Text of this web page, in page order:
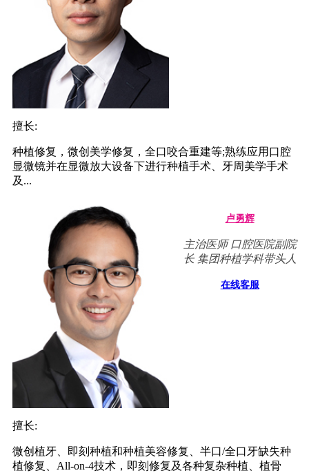
擅长:
种植修复，微创美学修复，全口咬合重建等;熟练应用口腔
显微镜并在显微放大设备下进行种植手术、牙周美学手术
及...
卢勇辉
主治医师 口腔医院副院
长 集团种植学科带头人
在线客服
擅长:
微创植牙、即刻种植和种植美容修复、半口/全口牙缺失种
植修复、All-on-4技术，即刻修复及各种复杂种植、植骨